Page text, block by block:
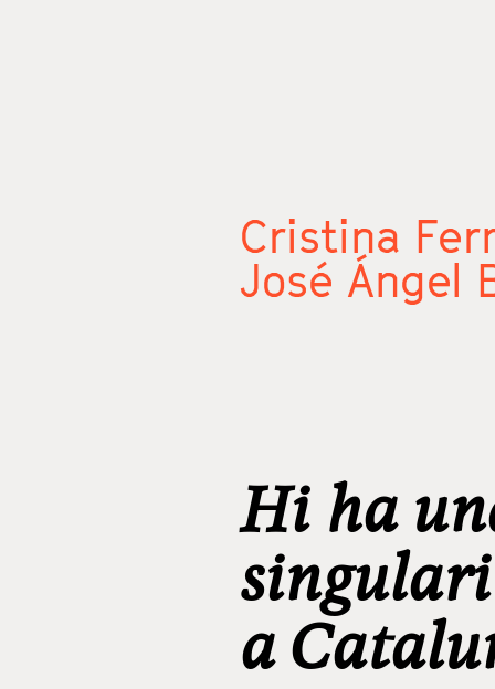
Cristina
José Ángel
Hi ha
a